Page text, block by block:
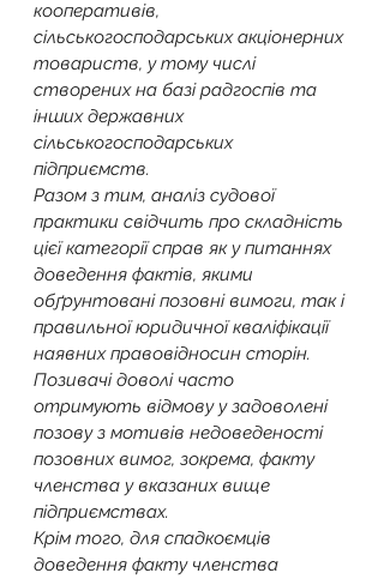
кооперативів,
сільськогосподарських акціонерних
товариств, у тому числі
створених на базі радгоспів та
інших державних
сільськогосподарських
підприємств.
Разом з тим, аналіз судової
практики свідчить про складність
цієї категорії справ як у питаннях
доведення фактів, якими
обґрунтовані позовні вимоги, так і
правильної юридичної кваліфікації
наявних правовідносин сторін.
Позивачі доволі часто
отримують відмову у задоволені
позову з мотивів недоведеності
позовних вимог, зокрема, факту
членства у вказаних вище
підприємствах.
Крім того, для спадкоємців
доведення факту членства